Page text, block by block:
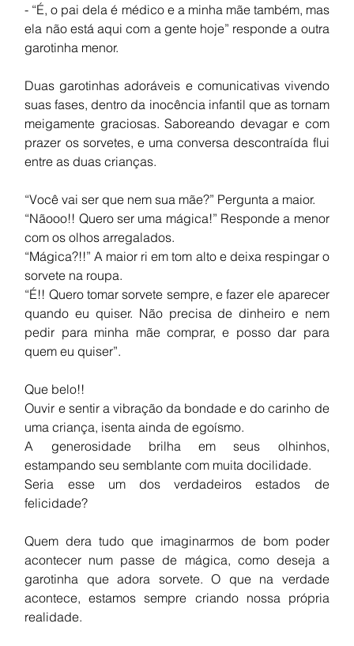
- “É, o pai dela é médico e a minha mãe também, mas
ela não está aqui com a gente hoje” responde a outra
garotinha menor.
Duas garotinhas adoráveis e comunicativas vivendo
suas fases, dentro da inocência infantil que as tornam
meigamente graciosas. Saboreando devagar e com
prazer os sorvetes, e uma conversa descontraída flui
entre as duas crianças.
“Você vai ser que nem sua mãe?” Pergunta a maior.
“Nãooo!! Quero ser uma mágica!” Responde a menor
com os olhos arregalados.
“Mágica?!!” A maior ri em tom alto e deixa respingar o
sorvete na roupa.
“É!! Quero tomar sorvete sempre, e fazer ele aparecer
quando eu quiser. Não precisa de dinheiro e nem
pedir para minha mãe comprar, e posso dar para
quem eu quiser”.
Que belo!!
Ouvir e sentir a vibração da bondade e do carinho de
uma criança, isenta ainda de egoísmo.
A generosidade brilha em seus olhinhos,
estampando seu semblante com muita docilidade.
Seria esse um dos verdadeiros estados de
felicidade?
Quem dera tudo que imaginarmos de bom poder
acontecer num passe de mágica, como deseja a
garotinha que adora sorvete. O que na verdade
acontece, estamos sempre criando nossa própria
realidade.